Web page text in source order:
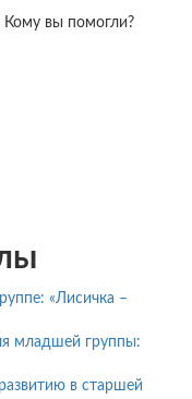
Кому вы помогли?
«Лисичка –
младшей группы:
в старшей